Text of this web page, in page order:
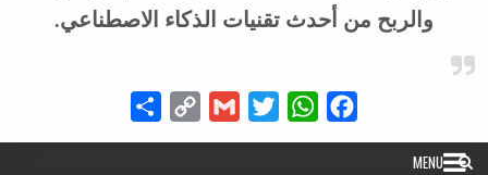
والربح من أحدث تقنيات الذكاء الاصطناعي.
Facebook
WhatsApp
Twitter
Gmail
Copy
MENU